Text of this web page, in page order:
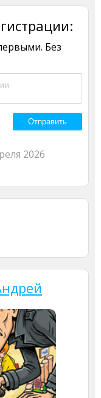
Без
2026